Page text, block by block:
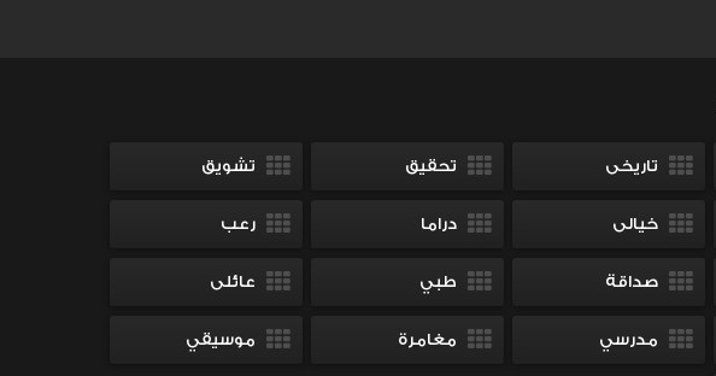
تاريخى تحقيق تشويق
خيالى دراما رعب
صداقة طبي عائلى
مدرسي مغامرة موسيقي